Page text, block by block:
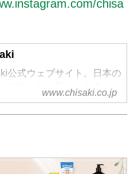
chisa
公式ウェブサイト。日本の
技術、志の高さ、心遣いな
感し、日本製に重きを置き
コレクションより、
www.chisaki.co.jp